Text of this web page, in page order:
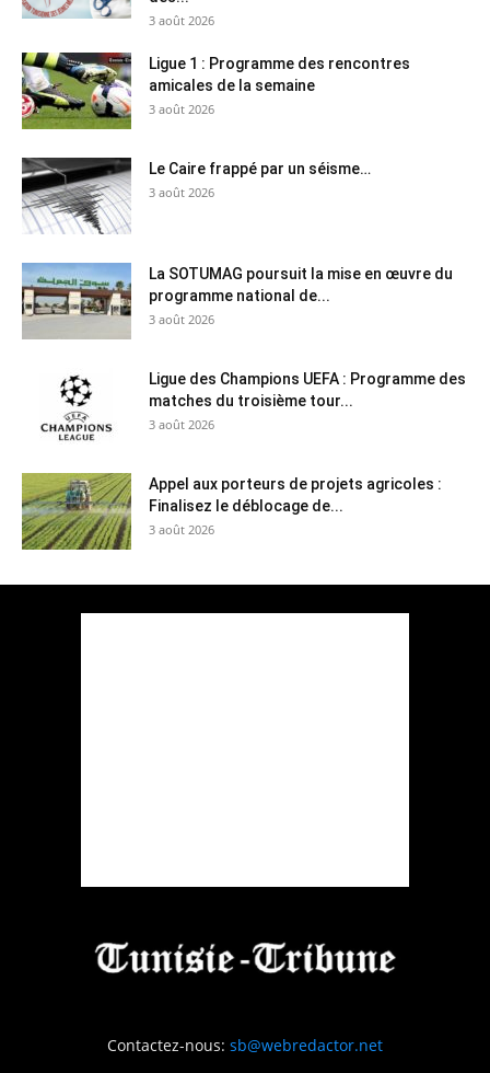
3 août 2026
Ligue 1 : Programme des rencontres
amicales de la semaine
3 août 2026
Le Caire frappé par un séisme…
3 août 2026
La SOTUMAG poursuit la mise en œuvre du
programme national de...
3 août 2026
Ligue des Champions UEFA : Programme des
matches du troisième tour...
3 août 2026
Appel aux porteurs de projets agricoles :
Finalisez le déblocage de...
3 août 2026
Contactez-nous: sb@webredactor.net